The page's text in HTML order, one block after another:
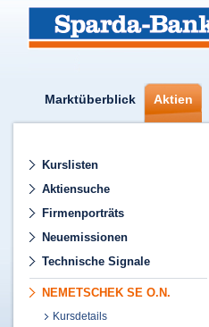
Marktüberblick Aktien
Kurslisten
Aktiensuche
Firmenporträts
Neuemissionen
Technische Signale
NEMETSCHEK SE O.N.
Kursdetails